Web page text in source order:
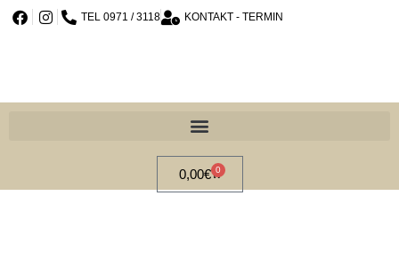
TEL 0971 / 3118 KONTAKT - TERMIN
0,00€ 0